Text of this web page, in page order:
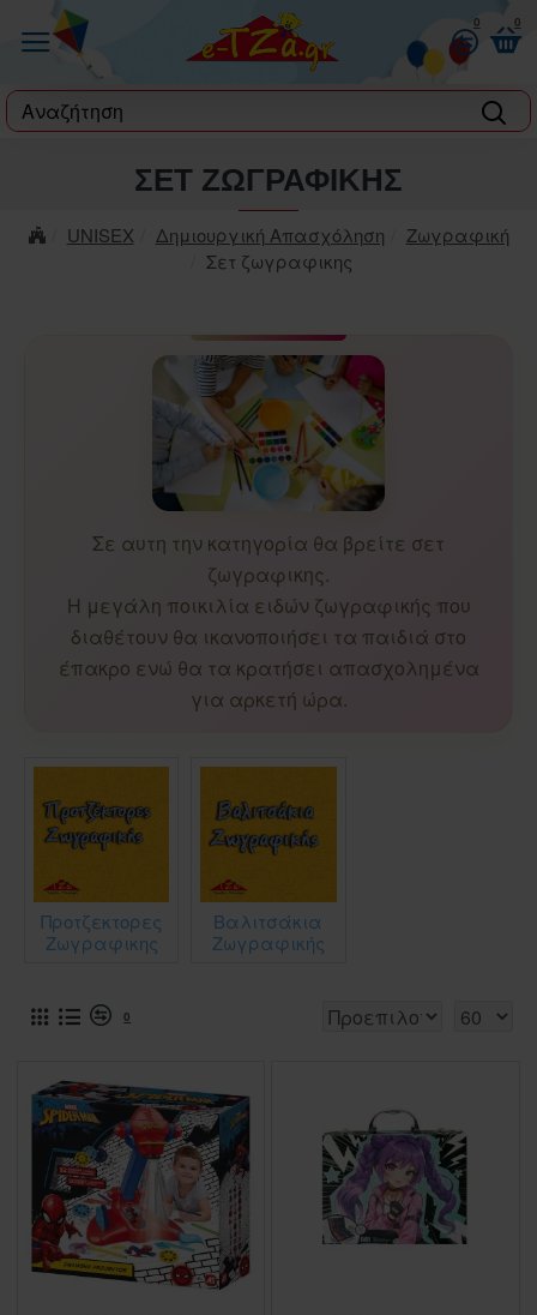
0 0
label
UNISEX Δημιουργική Απασχόληση
Ζωγραφική
Σετ ζωγραφικης
ΣΕΤ ΖΩΓΡΑΦΙΚΗΣ
Σε αυτη την κατηγορία θα βρείτε σετ
ζωγραφικης.
Η μεγάλη ποικιλία ειδών ζωγραφικής που
διαθέτουν θα ικανοποιήσει τα παιδιά στο
έπακρο ενώ θα τα κρατήσει απασχολημένα
για αρκετή ώρα.
Προτζεκτορες
Ζωγραφικης
Βαλιτσάκια
Ζωγραφικής
0